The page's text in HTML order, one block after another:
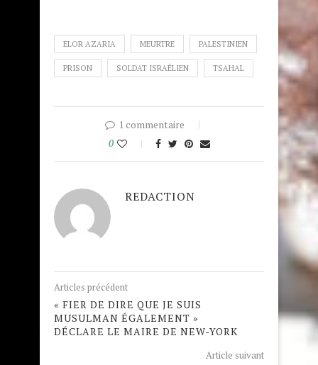
ELOR AZARIA MEURTRE PALESTINIEN
PRISON SOLDAT ISRAÉLIEN TSAHAL
1 commentaire
0
REDACTION
Articles précédent
« FIER DE DIRE QUE JE SUIS
MUSULMAN ÉGALEMENT »
DÉCLARE LE MAIRE DE NEW-YORK
Article suivant